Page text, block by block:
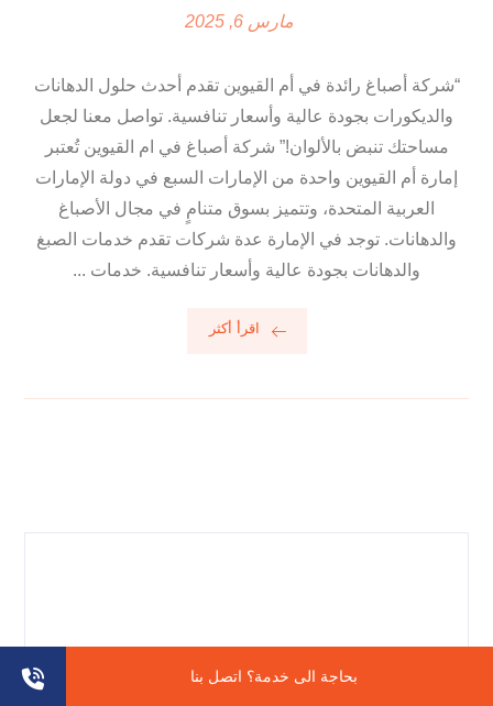
مارس 6, 2025
“شركة أصباغ رائدة في أم القيوين تقدم أحدث حلول الدهانات
والديكورات بجودة عالية وأسعار تنافسية. تواصل معنا لجعل
مساحتك تنبض بالألوان!” شركة أصباغ في ام القيوين تُعتبر
إمارة أم القيوين واحدة من الإمارات السبع في دولة الإمارات
العربية المتحدة، وتتميز بسوق متنامٍ في مجال الأصباغ
والدهانات. توجد في الإمارة عدة شركات تقدم خدمات الصبغ
والدهانات بجودة عالية وأسعار تنافسية. خدمات ...
اقرأ أكثر
بحاجة الى خدمة؟ اتصل بنا